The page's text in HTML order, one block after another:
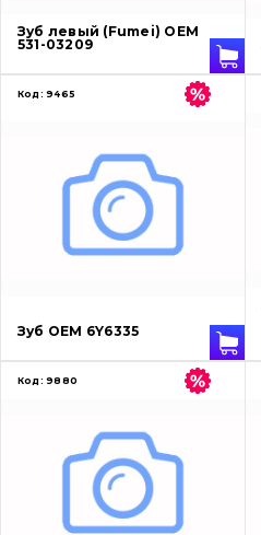
Зуб левый (Fumei) OEM
531-03209
Код: 9465
Зуб OEM 6Y6335
Код: 9880